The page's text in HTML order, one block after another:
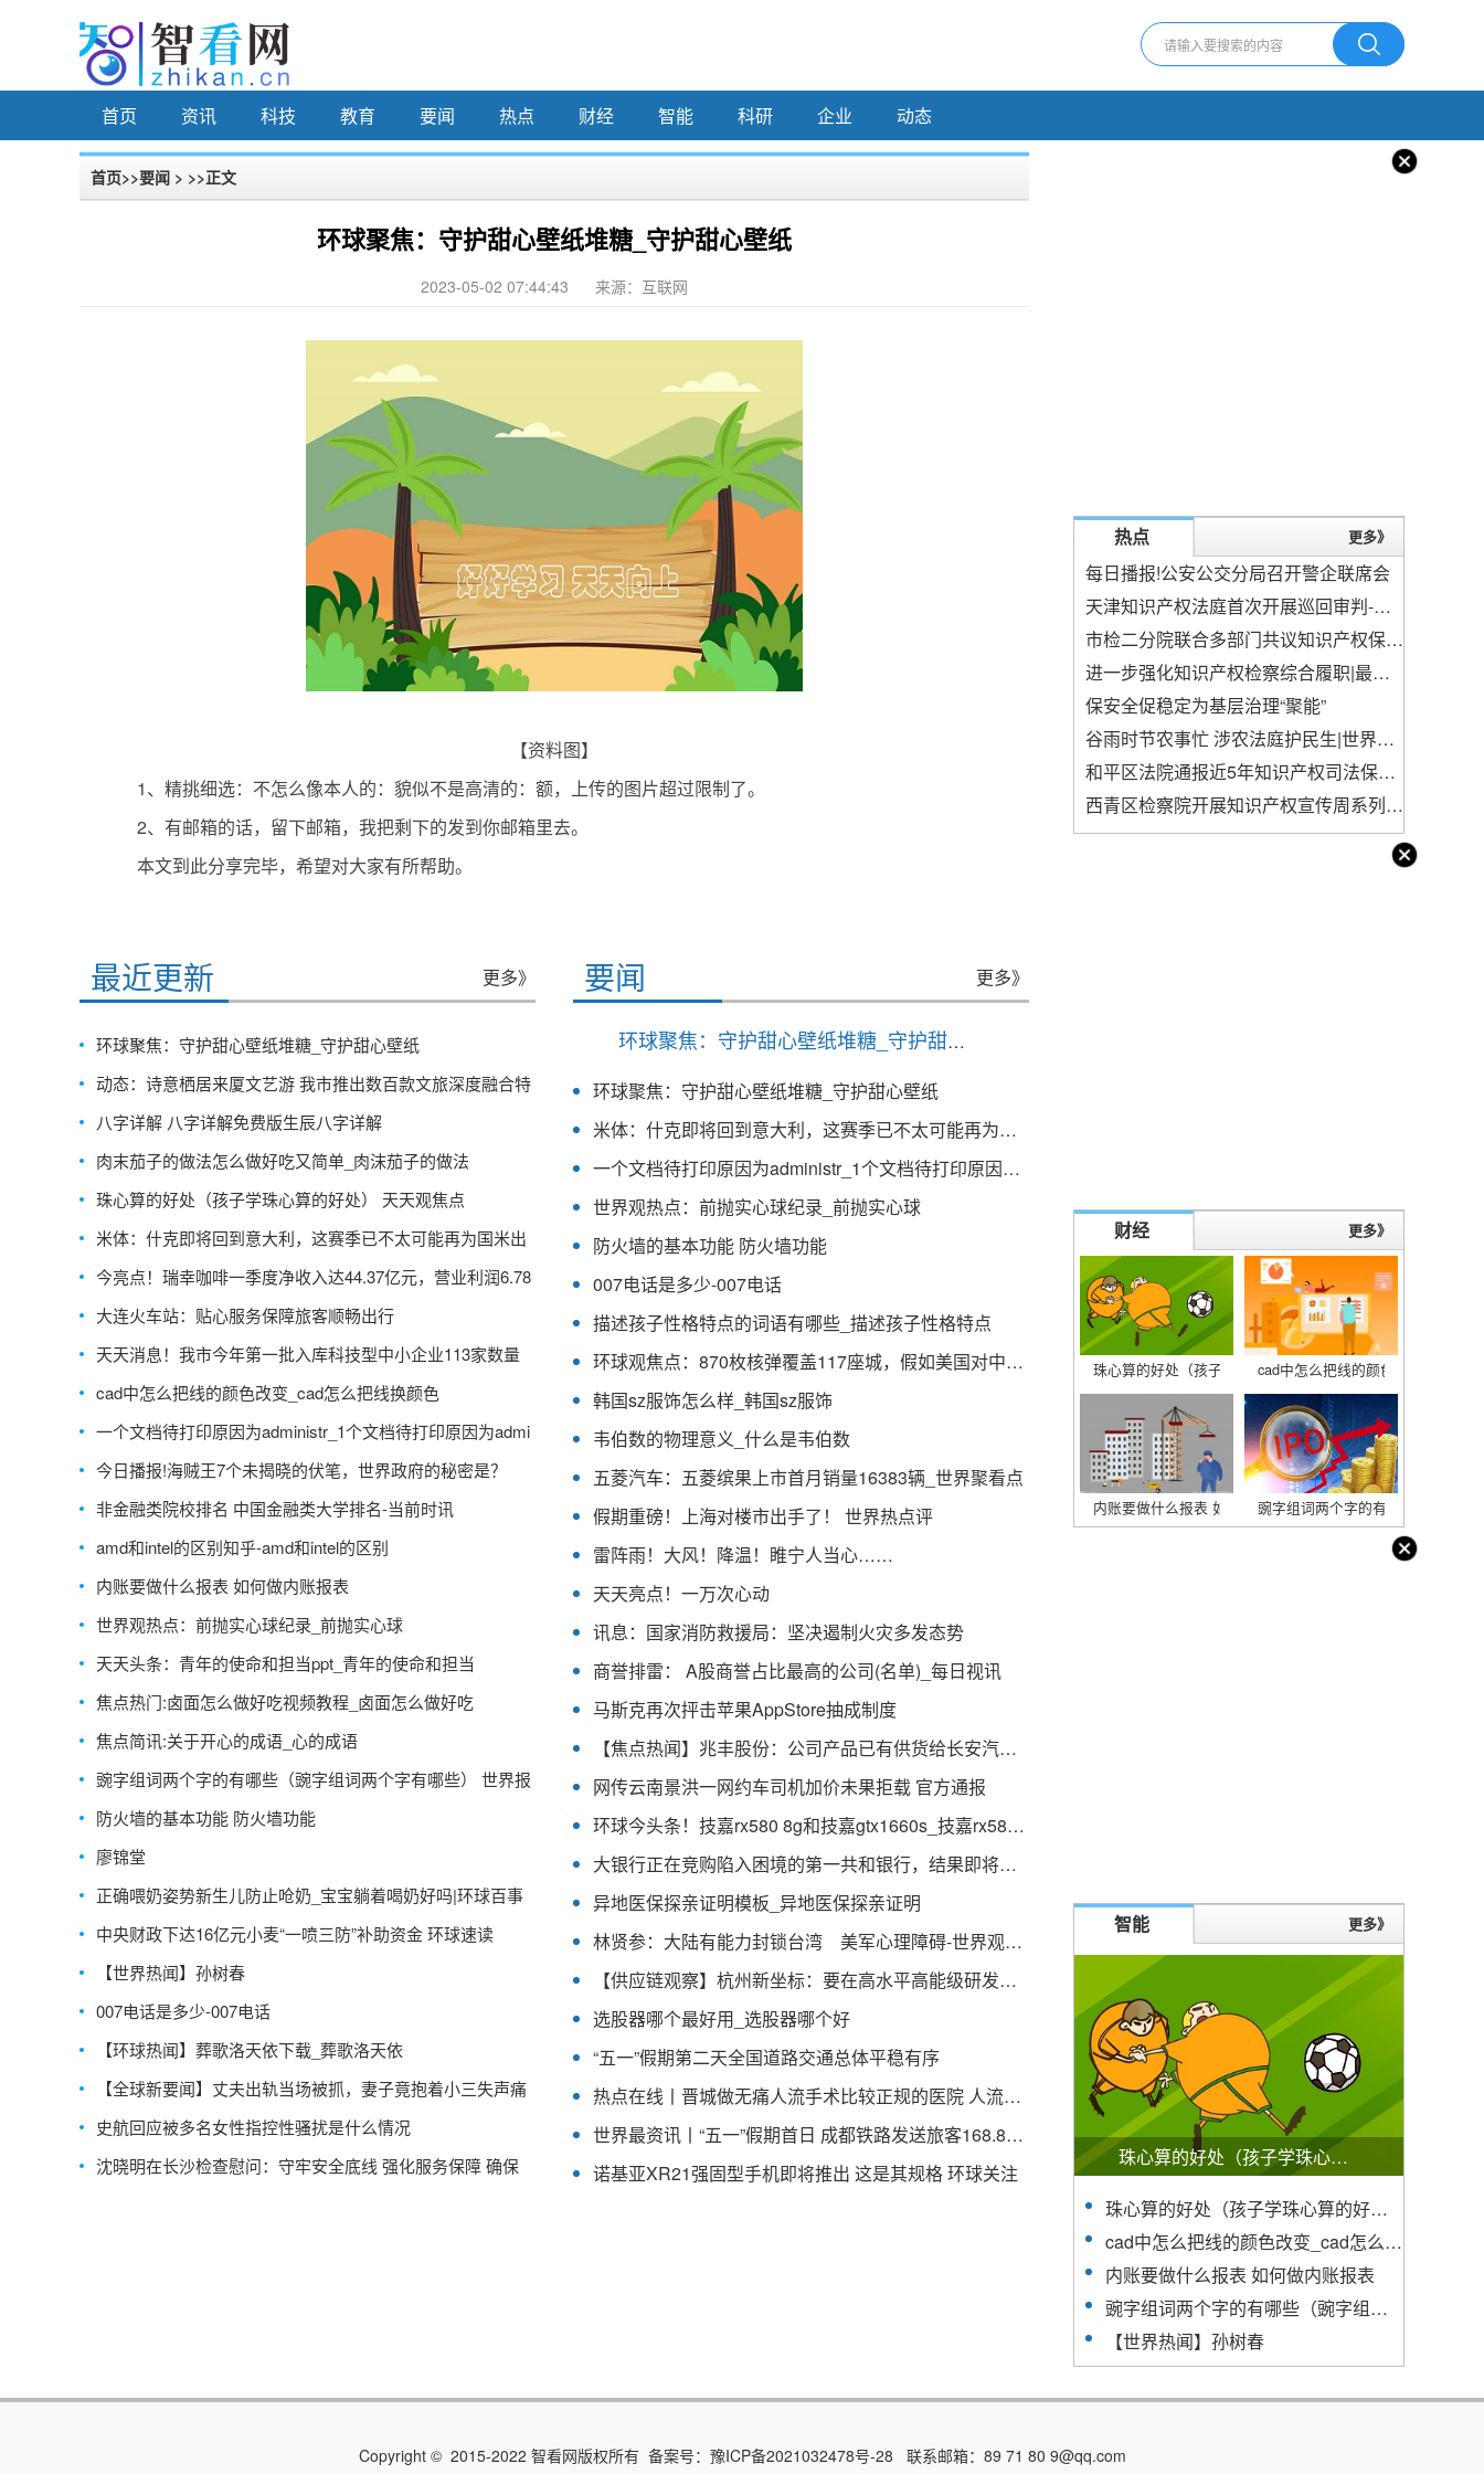
首页 资讯 科技 教育 要闻 热点 财经 智能 科研 企业 动态
首页>>要闻 > >>正文
环球聚焦：守护甜心壁纸堆糖_守护甜心壁纸
2023-05-02 07:44:43 来源：互联网
【资料图】
1、精挑细选：不怎么像本人的：貌似不是高清的：额，上传的图片超过限制了。
2、有邮箱的话，留下邮箱，我把剩下的发到你邮箱里去。
本文到此分享完毕，希望对大家有所帮助。
最近更新 更多》
环球聚焦：守护甜心壁纸堆糖_守护甜心壁纸
动态：诗意栖居来厦文艺游 我市推出数百款文旅深度融合特
色产品和服务
八字详解 八字详解免费版生辰八字详解
肉末茄子的做法怎么做好吃又简单_肉沫茄子的做法
珠心算的好处（孩子学珠心算的好处） 天天观焦点
米体：什克即将回到意大利，这赛季已不太可能再为国米出
场
今亮点！瑞幸咖啡一季度净收入达44.37亿元，营业利润6.78
亿元
大连火车站：贴心服务保障旅客顺畅出行
天天消息！我市今年第一批入库科技型中小企业113家数量
居全区首位
cad中怎么把线的颜色改变_cad怎么把线换颜色
一个文档待打印原因为administr_1个文档待打印原因为admi
nistrator
今日播报!海贼王7个未揭晓的伏笔，世界政府的秘密是？
非金融类院校排名 中国金融类大学排名-当前时讯
amd和intel的区别知乎-amd和intel的区别
内账要做什么报表 如何做内账报表
世界观热点：前抛实心球纪录_前抛实心球
天天头条：青年的使命和担当ppt_青年的使命和担当
焦点热门:卤面怎么做好吃视频教程_卤面怎么做好吃
焦点简讯:关于开心的成语_心的成语
豌字组词两个字的有哪些（豌字组词两个字有哪些） 世界报
资讯
防火墙的基本功能 防火墙功能
廖锦堂
正确喂奶姿势新生儿防止呛奶_宝宝躺着喝奶好吗|环球百事
通
中央财政下达16亿元小麦“一喷三防”补助资金 环球速读
【世界热闻】孙树春
007电话是多少-007电话
【环球热闻】葬歌洛天依下载_葬歌洛天依
【全球新要闻】丈夫出轨当场被抓，妻子竟抱着小三失声痛
哭：这一哭算是缘分已尽
史航回应被多名女性指控性骚扰是什么情况
沈晓明在长沙检查慰问：守牢安全底线 强化服务保障 确保
要闻 更多》
环球聚焦：守护甜心壁纸堆糖_守护甜心壁纸
环球聚焦：守护甜心壁纸堆糖_守护甜心壁纸
米体：什克即将回到意大利，这赛季已不太可能再为国米出场
一个文档待打印原因为administr_1个文档待打印原因为administrator
世界观热点：前抛实心球纪录_前抛实心球
防火墙的基本功能 防火墙功能
007电话是多少-007电话
描述孩子性格特点的词语有哪些_描述孩子性格特点
环球观焦点：870枚核弹覆盖117座城，假如美国对中国进行核打击，后果会怎么样
韩国sz服饰怎么样_韩国sz服饰
韦伯数的物理意义_什么是韦伯数
五菱汽车：五菱缤果上市首月销量16383辆_世界聚看点
假期重磅！上海对楼市出手了！ 世界热点评
雷阵雨！大风！降温！睢宁人当心……
天天亮点！一万次心动
讯息：国家消防救援局：坚决遏制火灾多发态势
商誉排雷： A股商誉占比最高的公司(名单)_每日视讯
马斯克再次抨击苹果AppStore抽成制度
【焦点热闻】兆丰股份：公司产品已有供货给长安汽车 北汽越野等国内多家汽车厂商
网传云南景洪一网约车司机加价未果拒载 官方通报
环球今头条！技嘉rx580 8g和技嘉gtx1660s_技嘉rx580 8g
大银行正在竞购陷入困境的第一共和银行，结果即将公布 速看
异地医保探亲证明模板_异地医保探亲证明
林贤参：大陆有能力封锁台湾 美军心理障碍-世界观速讯
【供应链观察】杭州新坐标：要在高水平高能级研发平台上推进战略布局_全球看热讯
选股器哪个最好用_选股器哪个好
“五一”假期第二天全国道路交通总体平稳有序
热点在线丨晋城做无痛人流手术比较正规的医院 人流之后吃什么水果
世界最资讯丨“五一”假期首日 成都铁路发送旅客168.8万人次
诺基亚XR21强固型手机即将推出 这是其规格 环球关注
热点 更多》
每日播报!公安公交分局召开警企联席会
天津知识产权法庭首次开展巡回审判-焦点热门
市检二分院联合多部门共议知识产权保护 世界观焦点
进一步强化知识产权检察综合履职|最新资讯
保安全促稳定为基层治理“聚能”
谷雨时节农事忙 涉农法庭护民生|世界今头条
和平区法院通报近5年知识产权司法保护情况-世界实时
西青区检察院开展知识产权宣传周系列活动
财经 更多》
珠心算的好处（孩子学珠心算的好处） 天天观焦点
cad中怎么把线的颜色改变_cad怎
内账要做什么报表 如何做内账报表豌字组词两个字的有哪些（豌字组
智能 更多》
珠心算的好处（孩子学珠心算的好处） 天天观焦点
珠心算的好处（孩子学珠心算的好处） 天天观焦点
cad中怎么把线的颜色改变_cad怎么把线换颜色
内账要做什么报表 如何做内账报表
豌字组词两个字的有哪些（豌字组词两个字有哪些） 世界报资讯
【世界热闻】孙树春
Copyright © 2015-2022 智看网版权所有 备案号： 豫ICP备2021032478号-28 联系邮箱：89 71 80 9@qq.com